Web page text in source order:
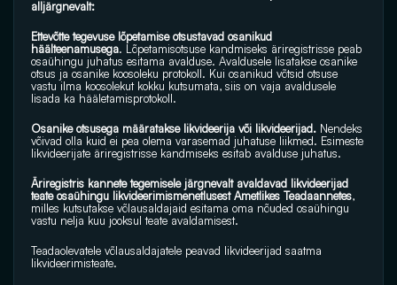
alljärgnevalt:
Ettevõtte tegevuse lõpetamise otsustavad osanikud
häälteenamusega. Lõpetamisotsuse kandmiseks äriregistrisse peab
osaühingu juhatus esitama avalduse. Avaldusele lisatakse osanike
otsus ja osanike koosoleku protokoll. Kui osanikud võtsid otsuse
vastu ilma koosolekut kokku kutsumata, siis on vaja avaldusele
lisada ka hääletamisprotokoll.
Osanike otsusega määratakse likvideerija või likvideerijad. Nendeks
võivad olla kuid ei pea olema varasemad juhatuse liikmed. Esimeste
likvideerijate äriregistrisse kandmiseks esitab avalduse juhatus.
Äriregistris kannete tegemisele järgnevalt avaldavad likvideerijad
teate osaühingu likvideerimismenetlusest Ametlikes Teadaannetes,
milles kutsutakse võlausaldajaid esitama oma nõuded osaühingu
vastu nelja kuu jooksul teate avaldamisest.
Teadaolevatele võlausaldajatele peavad likvideerijad saatma
likvideerimisteate.